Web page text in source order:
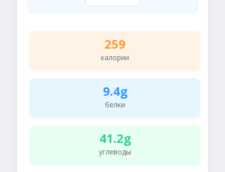
259
калории
9.4g
белки
41.2g
углеводы